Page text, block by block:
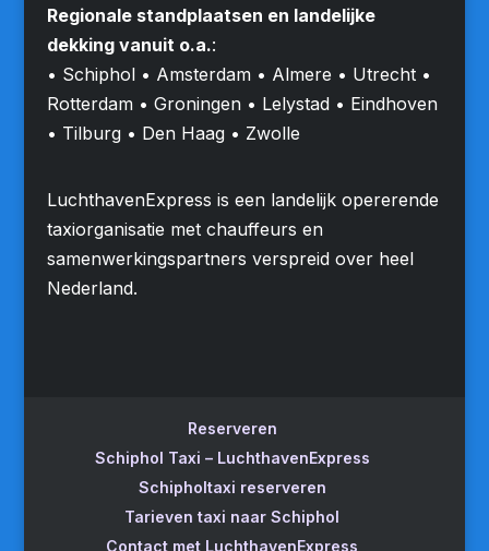
Regionale standplaatsen en landelijke
dekking vanuit o.a.:
• Schiphol • Amsterdam • Almere • Utrecht •
Rotterdam • Groningen • Lelystad • Eindhoven
• Tilburg • Den Haag • Zwolle
LuchthavenExpress is een landelijk opererende
taxiorganisatie met chauffeurs en
samenwerkingspartners verspreid over heel
Nederland.
Reserveren
Schiphol Taxi – LuchthavenExpress
Schipholtaxi reserveren
Tarieven taxi naar Schiphol
Contact met LuchthavenExpress